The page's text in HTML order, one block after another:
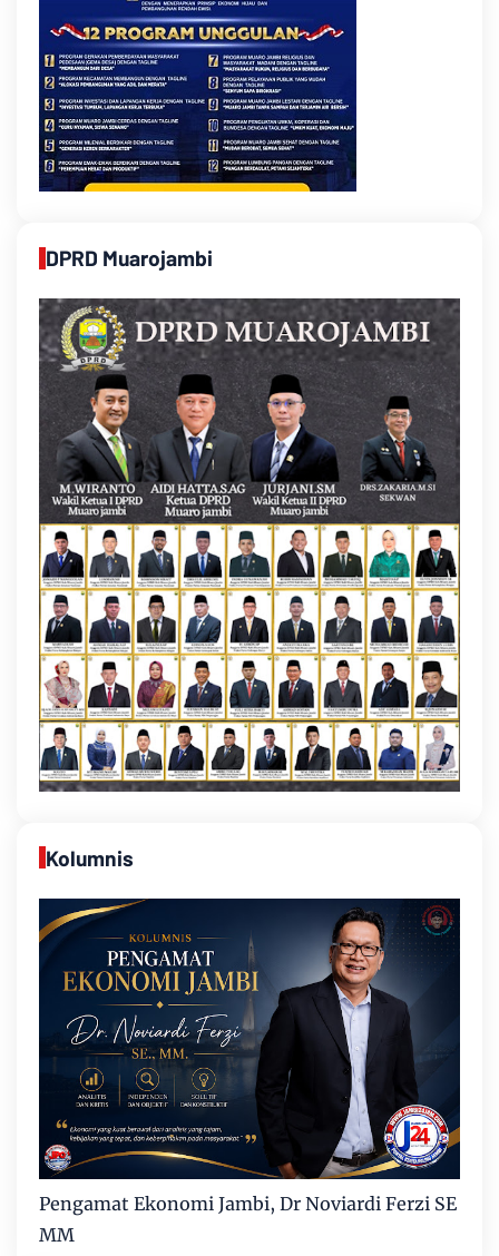
DPRD Muarojambi
Kolumnis
Pengamat Ekonomi Jambi, Dr Noviardi Ferzi SE
MM